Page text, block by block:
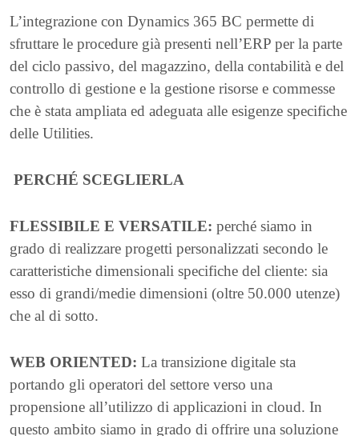
L’integrazione con Dynamics 365 BC permette di
sfruttare le procedure già presenti nell’ERP per la parte
del ciclo passivo, del magazzino, della contabilità e del
controllo di gestione e la gestione risorse e commesse
che è stata ampliata ed adeguata alle esigenze specifiche
delle Utilities.
PERCHÉ SCEGLIERLA
FLESSIBILE E VERSATILE: perché siamo in
grado di realizzare progetti personalizzati secondo le
caratteristiche dimensionali specifiche del cliente: sia
esso di grandi/medie dimensioni (oltre 50.000 utenze)
che al di sotto.
WEB ORIENTED: La transizione digitale sta
portando gli operatori del settore verso una
propensione all’utilizzo di applicazioni in cloud. In
questo ambito siamo in grado di offrire una soluzione